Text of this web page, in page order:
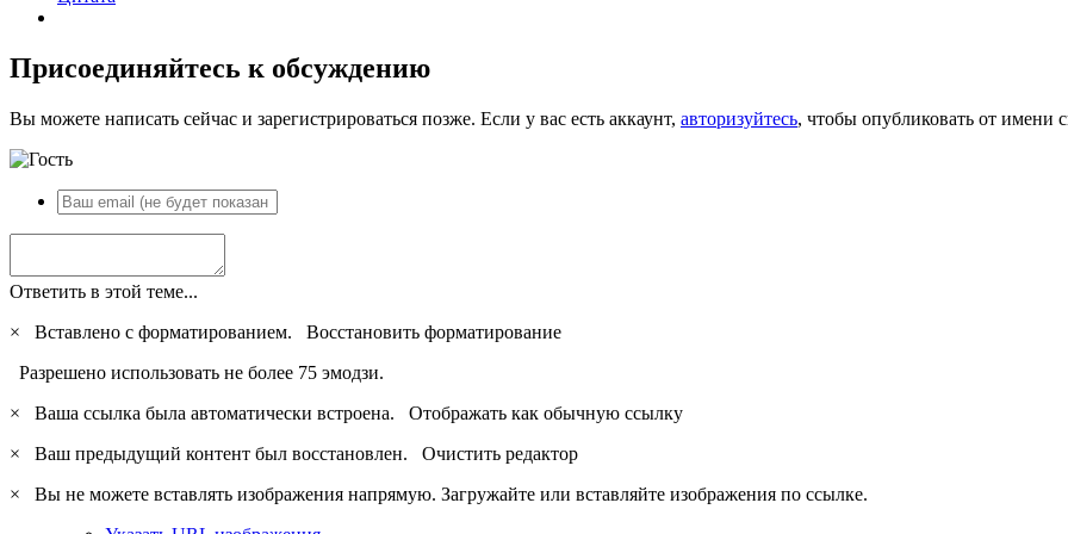
Присоединяйтесь к обсуждению
Вы можете написать сейчас и зарегистрироваться позже. Если у вас есть аккаунт, авторизуйтесь, чтобы опубликовать от имени
Ответить в этой теме...
×
Вставлено с форматированием. Восстановить форматирование
Разрешено использовать не более 75 эмодзи.
×
Ваша ссылка была автоматически встроена. Отображать как обычную ссылку
×
Ваш предыдущий контент был восстановлен. Очистить редактор
×
Вы не можете вставлять изображения напрямую. Загружайте или вставляйте изображения по ссылке.